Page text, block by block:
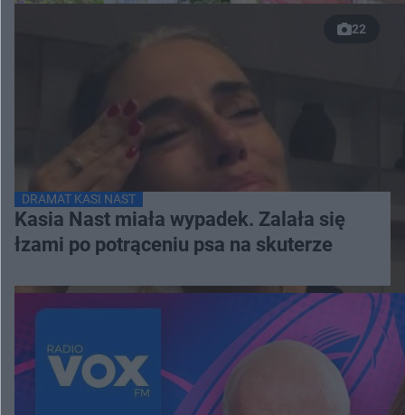
22
DRAMAT KASI NAST
Kasia Nast miała wypadek. Zalała się
łzami po potrąceniu psa na skuterze